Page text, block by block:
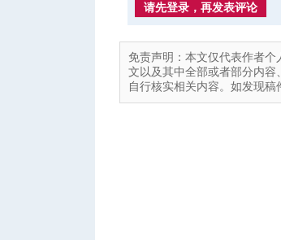
请先登录，再发表评论
免责声明：本文仅代表作者
文以及其中全部或者部分内
自行核实相关内容。如发现